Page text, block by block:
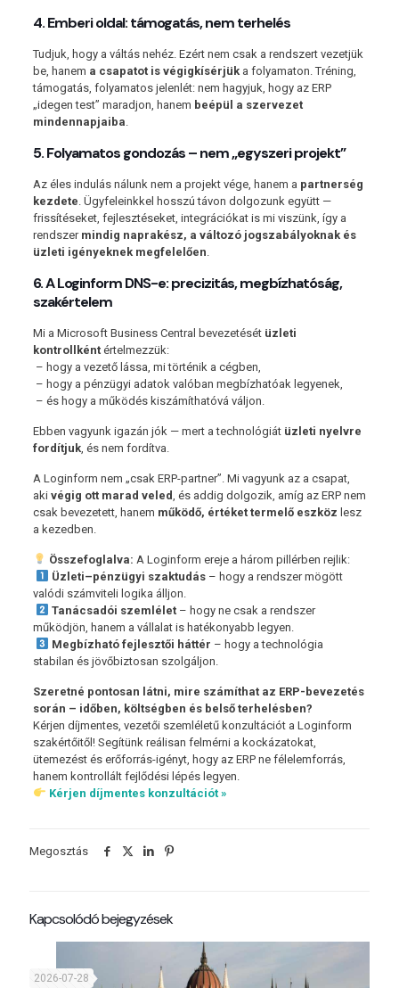
4. Emberi oldal: támogatás, nem terhelés
Tudjuk, hogy a váltás nehéz. Ezért nem csak a rendszert vezetjük
be, hanem a csapatot is végigkísérjüka folyamaton. Tréning,
támogatás, folyamatos jelenlét: nem hagyjuk, hogy az ERP
„idegen test” maradjon, hanem beépül a szervezet
mindennapjaiba.
5. Folyamatos gondozás – nem „egyszeri projekt”
Az éles indulás nálunk nem a projekt vége, hanem a partnerség
kezdete. Ügyfeleinkkel hosszú távon dolgozunk együtt —
frissítéseket, fejlesztéseket, integrációkat is mi viszünk, így a
rendszer mindig naprakész, a változó jogszabályoknak és
üzleti igényeknek megfelelően.
6. A Loginform DNS-e: precizitás, megbízhatóság,
szakértelem
Mi a Microsoft Business Central bevezetését üzleti
kontrollkéntértelmezzük:
– hogy a vezető lássa, mi történik a cégben,
– hogy a pénzügyi adatok valóban megbízhatóak legyenek,
– és hogy a működés kiszámíthatóvá váljon.
Ebben vagyunk igazán jók — mert a technológiát üzleti nyelvre
fordítjuk, és nem fordítva.
A Loginform nem „csak ERP-partner”. Mi vagyunk az a csapat,
aki végig ott marad veled, és addig dolgozik, amíg az ERP nem
csak bevezetett, hanem működő, értéket termelő eszköz lesz
a kezedben.
Összefoglalva: A Loginform ereje a három pillérben rejlik:
Üzleti–pénzügyi szaktudás– hogy a rendszer mögött
valódi számviteli logika álljon.
Tanácsadói szemlélet– hogy ne csak a rendszer
működjön, hanem a vállalat is hatékonyabb legyen.
Megbízható fejlesztői háttér – hogy a technológia
stabilan és jövőbiztosan szolgáljon.
Szeretné pontosan látni, mire számíthat az ERP-bevezetés
során – időben, költségben és belső terhelésben?
Kérjen díjmentes, vezetői szemléletű konzultációt a Loginform
szakértőitől! Segítünk reálisan felmérni a kockázatokat,
ütemezést és erőforrás-igényt, hogy az ERP ne félelemforrás,
hanem kontrollált fejlődési lépés legyen.
Kérjen díjmentes konzultációt »
Megosztás
Kapcsolódó bejegyzések
2026-07-28